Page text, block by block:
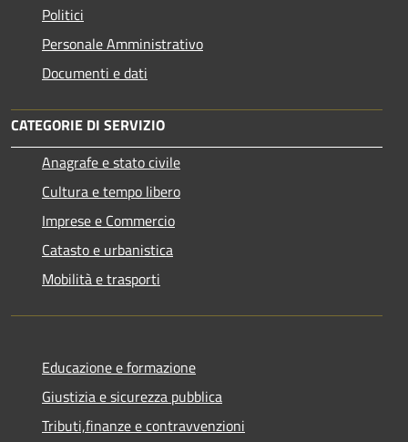
Politici
Personale Amministrativo
Documenti e dati
CATEGORIE DI SERVIZIO
Anagrafe e stato civile
Cultura e tempo libero
Imprese e Commercio
Catasto e urbanistica
Mobilità e trasporti
Educazione e formazione
Giustizia e sicurezza pubblica
Tributi,finanze e contravvenzioni